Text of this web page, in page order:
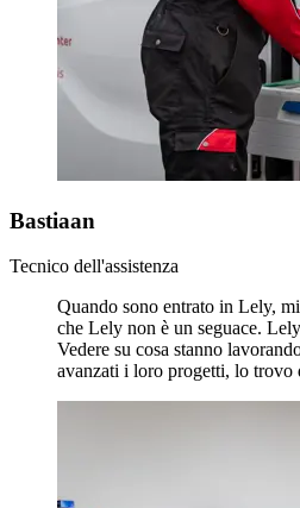
Bastiaan
Tecnico dell'assistenza
Quando sono entrato in Lely,
che Lely non è un seguace.
Vedere su cosa stanno
avanzati i loro progetti, lo trovo